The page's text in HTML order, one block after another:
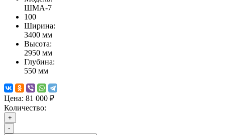
ШМА-7
100
Ширина:
3400 мм
Высота:
2950 мм
Глубина:
550 мм
Цена: 81 000 ₽
Количество:
+
-